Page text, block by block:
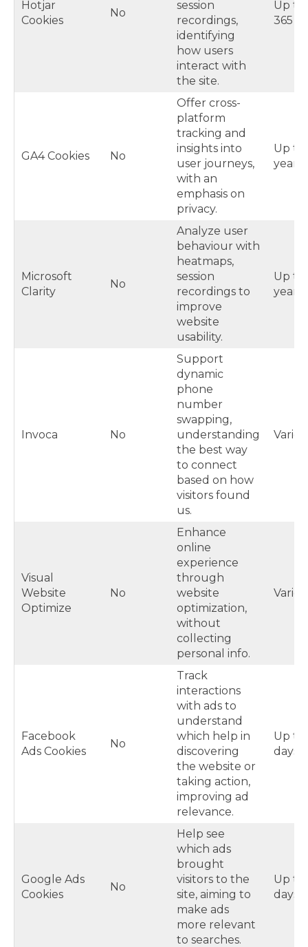
Hotjar
Cookies
No
session
recordings,
identifying
how users
interact with
the site.
Up to
365
GA4 Cookies No
Offer cross-
platform
tracking and
insights into
user journeys,
with an
emphasis on
privacy.
Up to
years
Microsoft
Clarity
No
Analyze user
behaviour with
heatmaps,
session
recordings to
improve
website
usability.
Up to
years
Invoca No
Support
dynamic
phone
number
swapping,
understanding
the best way
to connect
based on how
visitors found
us.
Varies
Visual
Website
Optimize
No
Enhance
online
experience
through
website
optimization,
without
collecting
personal info.
Varies
Facebook
Ads Cookies
No
Track
interactions
with ads to
understand
which help in
discovering
the website or
taking action,
improving ad
relevance.
Up to
days
Google Ads
Cookies
No
Help see
which ads
brought
visitors to the
site, aiming to
make ads
more relevant
to searches.
Up to
days